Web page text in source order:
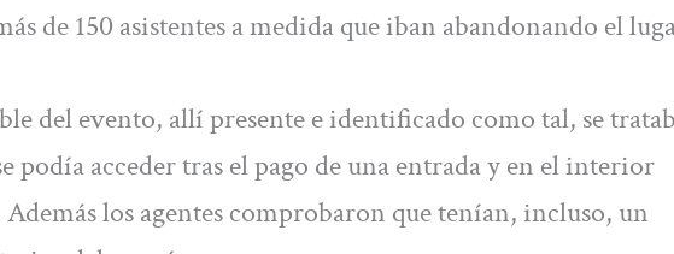
de 150 asistentes a medida que iban abandonando el
del evento, allí presente e identificado como tal, se
podía acceder tras el pago de una entrada y en el interior
los agentes comprobaron que tenían, incluso, un